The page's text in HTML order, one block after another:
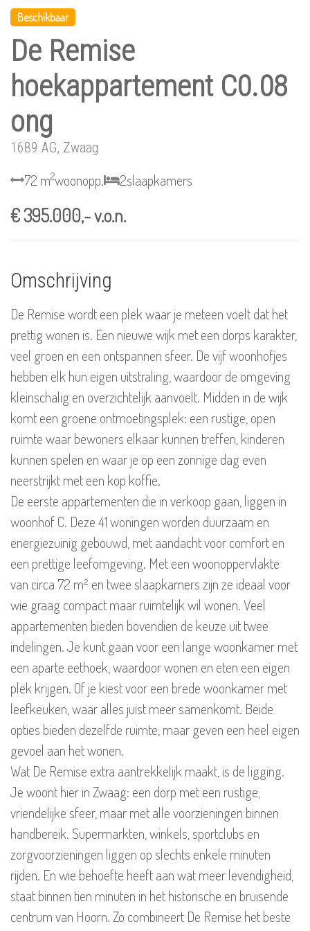
Beschikbaar
De Remise
hoekappartement C0.08
ong
1689 AG, Zwaag
72 m2woonopp. 2slaapkamers
€ 395.000,- v.o.n.
Omschrijving
De Remise wordt een plek waar je meteen voelt dat het
prettig wonen is. Een nieuwe wijk met een dorps karakter,
veel groen en een ontspannen sfeer. De vijf woonhofjes
hebben elk hun eigen uitstraling, waardoor de omgeving
kleinschalig en overzichtelijk aanvoelt. Midden in de wijk
komt een groene ontmoetingsplek: een rustige, open
ruimte waar bewoners elkaar kunnen treffen, kinderen
kunnen spelen en waar je op een zonnige dag even
neerstrijkt met een kop koffie.
De eerste appartementen die in verkoop gaan, liggen in
woonhof C. Deze 41 woningen worden duurzaam en
energiezuinig gebouwd, met aandacht voor comfort en
een prettige leefomgeving. Met een woonoppervlakte
van circa 72 m² en twee slaapkamers zijn ze ideaal voor
wie graag compact maar ruimtelijk wil wonen. Veel
appartementen bieden bovendien de keuze uit twee
indelingen. Je kunt gaan voor een lange woonkamer met
een aparte eethoek, waardoor wonen en eten een eigen
plek krijgen. Of je kiest voor een brede woonkamer met
leefkeuken, waar alles juist meer samenkomt. Beide
opties bieden dezelfde ruimte, maar geven een heel eigen
gevoel aan het wonen.
Wat De Remise extra aantrekkelijk maakt, is de ligging.
Je woont hier in Zwaag: een dorp met een rustige,
vriendelijke sfeer, maar met alle voorzieningen binnen
handbereik. Supermarkten, winkels, sportclubs en
zorgvoorzieningen liggen op slechts enkele minuten
rijden. En wie behoefte heeft aan wat meer levendigheid,
staat binnen tien minuten in het historische en bruisende
centrum van Hoorn. Zo combineert De Remise het beste